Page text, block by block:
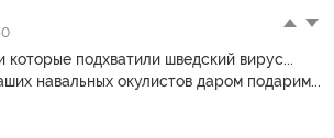
которые подхватили шведский вирус...
навальных окулистов даром подарим...